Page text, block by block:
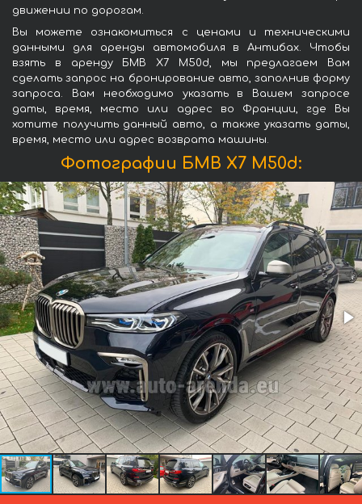
движении по дорогам.
Вы можете ознакомиться с ценами и техническими
данными для аренды автомобиля в Антибах. Чтобы
взять в аренду БМВ X7 M50d, мы предлагаем Вам
сделать запрос на бронирование авто, заполнив форму
запроса. Вам необходимо указать в Вашем запросе
даты, время, место или адрес во Франции, где Вы
хотите получить данный авто, а также указать даты,
время, место или адрес возврата машины.
Фотографии БМВ X7 M50d: